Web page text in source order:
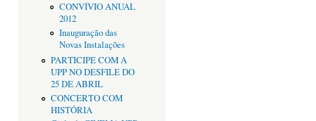
CONVÍVIO ANUAL
2012
Inauguração das
Novas Instalações
PARTICIPE COM A
UPP NO DESFILE DO
25 DE ABRIL
CONCERTO COM
HISTÓRIA